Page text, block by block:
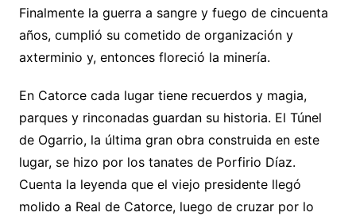
Finalmente la guerra a sangre y fuego de cincuenta
años, cumplió su cometido de organización y
axterminio y, entonces floreció la minería.
En Catorce cada lugar tiene recuerdos y magia,
parques y rinconadas guardan su historia. El Túnel
de Ogarrio, la última gran obra construida en este
lugar, se hizo por los tanates de Porfirio Díaz.
Cuenta la leyenda que el viejo presidente llegó
molido a Real de Catorce, luego de cruzar por lo